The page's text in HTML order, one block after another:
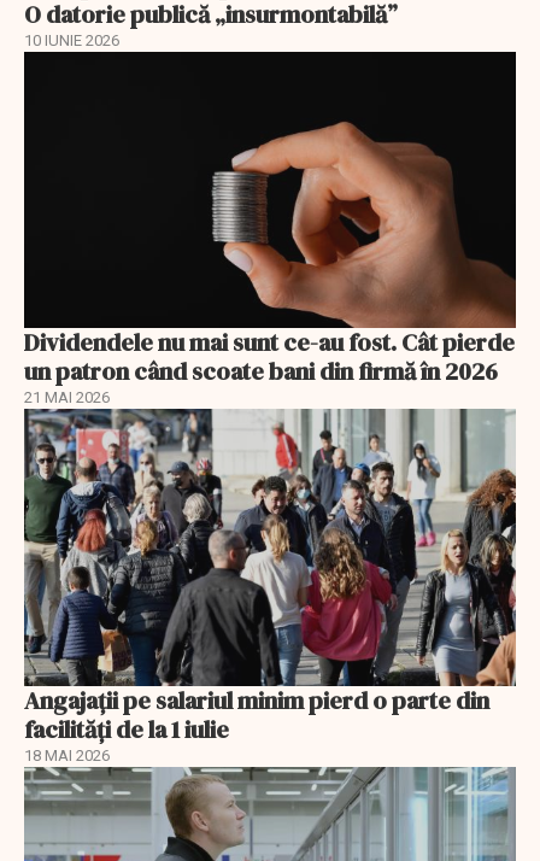
O datorie publică „insurmontabilă”
10 IUNIE 2026
Dividendele nu mai sunt ce-au fost. Cât pierde
un patron când scoate bani din firmă în 2026
21 MAI 2026
Angajații pe salariul minim pierd o parte din
facilități de la 1 iulie
18 MAI 2026